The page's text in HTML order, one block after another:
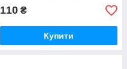
110 ₴
Купити